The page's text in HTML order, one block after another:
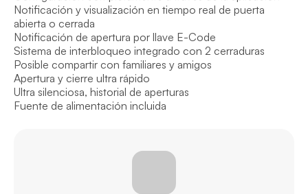
Notificación y visualización en tiempo real de puerta
abierta o cerrada
Notificación de apertura por llave E-Code
Sistema de interbloqueo integrado con 2 cerraduras
Posible compartir con familiares y amigos
Apertura y cierre ultra rápido
Ultra silenciosa, historial de aperturas
Fuente de alimentación incluida